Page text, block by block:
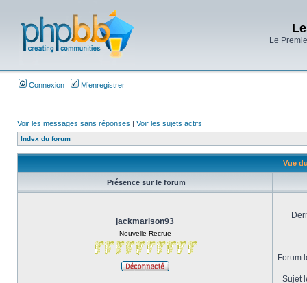
Le
Connexion M’enregistrer
Voir les messages sans réponses | Voir les sujets actifs
Index du forum
Vue
Présence sur le forum
jackmarison93
Nouvelle Recrue
Forum
Sujet